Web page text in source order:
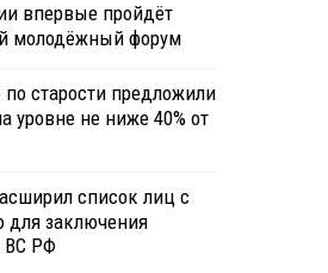
впервые пройдёт
молодёжный форум
старости предложили
уровне не ниже 40% от
список лиц с
для заключения
ВС РФ